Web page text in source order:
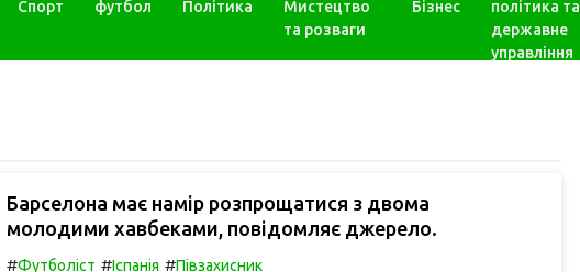
Спорт футбол Політика
Мистецтво
та розваги
Бізнес
політика та
державне
управління
Барселона має намір розпрощатися з двома
молодими хавбеками, повідомляє джерело.
#Футболіст #Іспанія #Півзахисник